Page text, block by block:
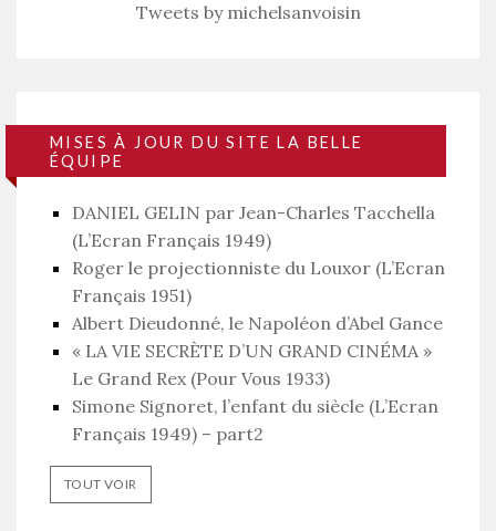
Tweets by michelsanvoisin
MISES À JOUR DU SITE LA BELLE
ÉQUIPE
DANIEL GELIN par Jean-Charles Tacchella
(L’Ecran Français 1949)
Roger le projectionniste du Louxor (L’Ecran
Français 1951)
Albert Dieudonné, le Napoléon d’Abel Gance
« LA VIE SECRÈTE D’UN GRAND CINÉMA »
Le Grand Rex (Pour Vous 1933)
Simone Signoret, l’enfant du siècle (L’Ecran
Français 1949) – part2
TOUT VOIR